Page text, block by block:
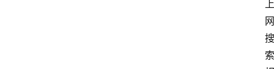
上
网
搜
索